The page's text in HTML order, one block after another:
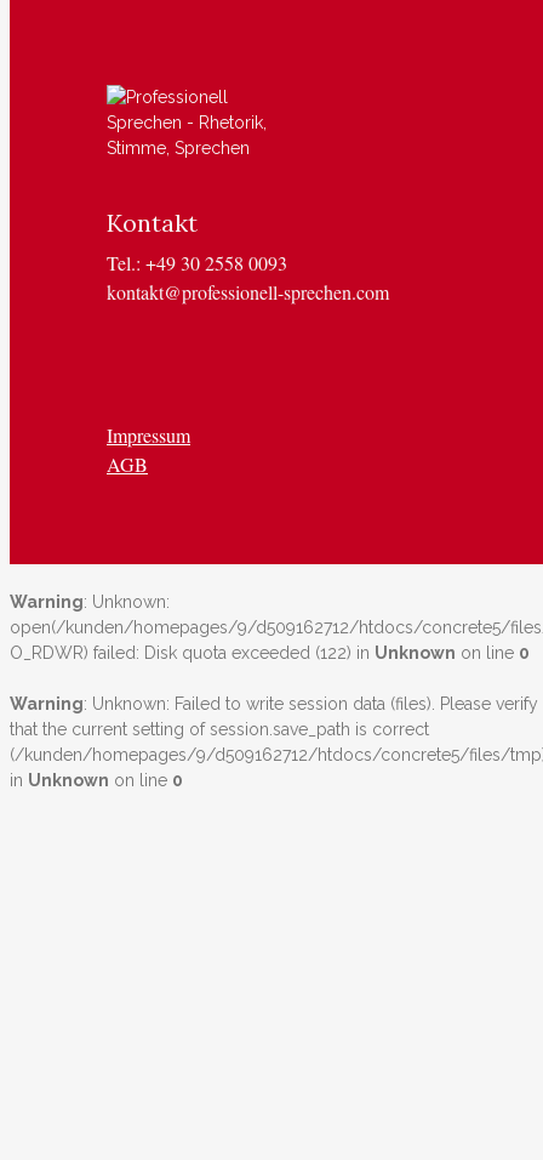
Kontakt
Tel.: +49 30 2558 0093
kontakt@professionell-sprechen.com
Impressum
AGB
Warning: Unknown:
open(/kunden/homepages/9/d509162712/htdocs/concrete5/
O_RDWR) failed: Disk quota exceeded (122) in Unknown on line 0
Warning: Unknown: Failed to write session data (files). Please verify
that the current setting of session.save_path is correct
(/kunden/homepages/9/d509162712/htdocs/concrete5/files/
in Unknown on line 0